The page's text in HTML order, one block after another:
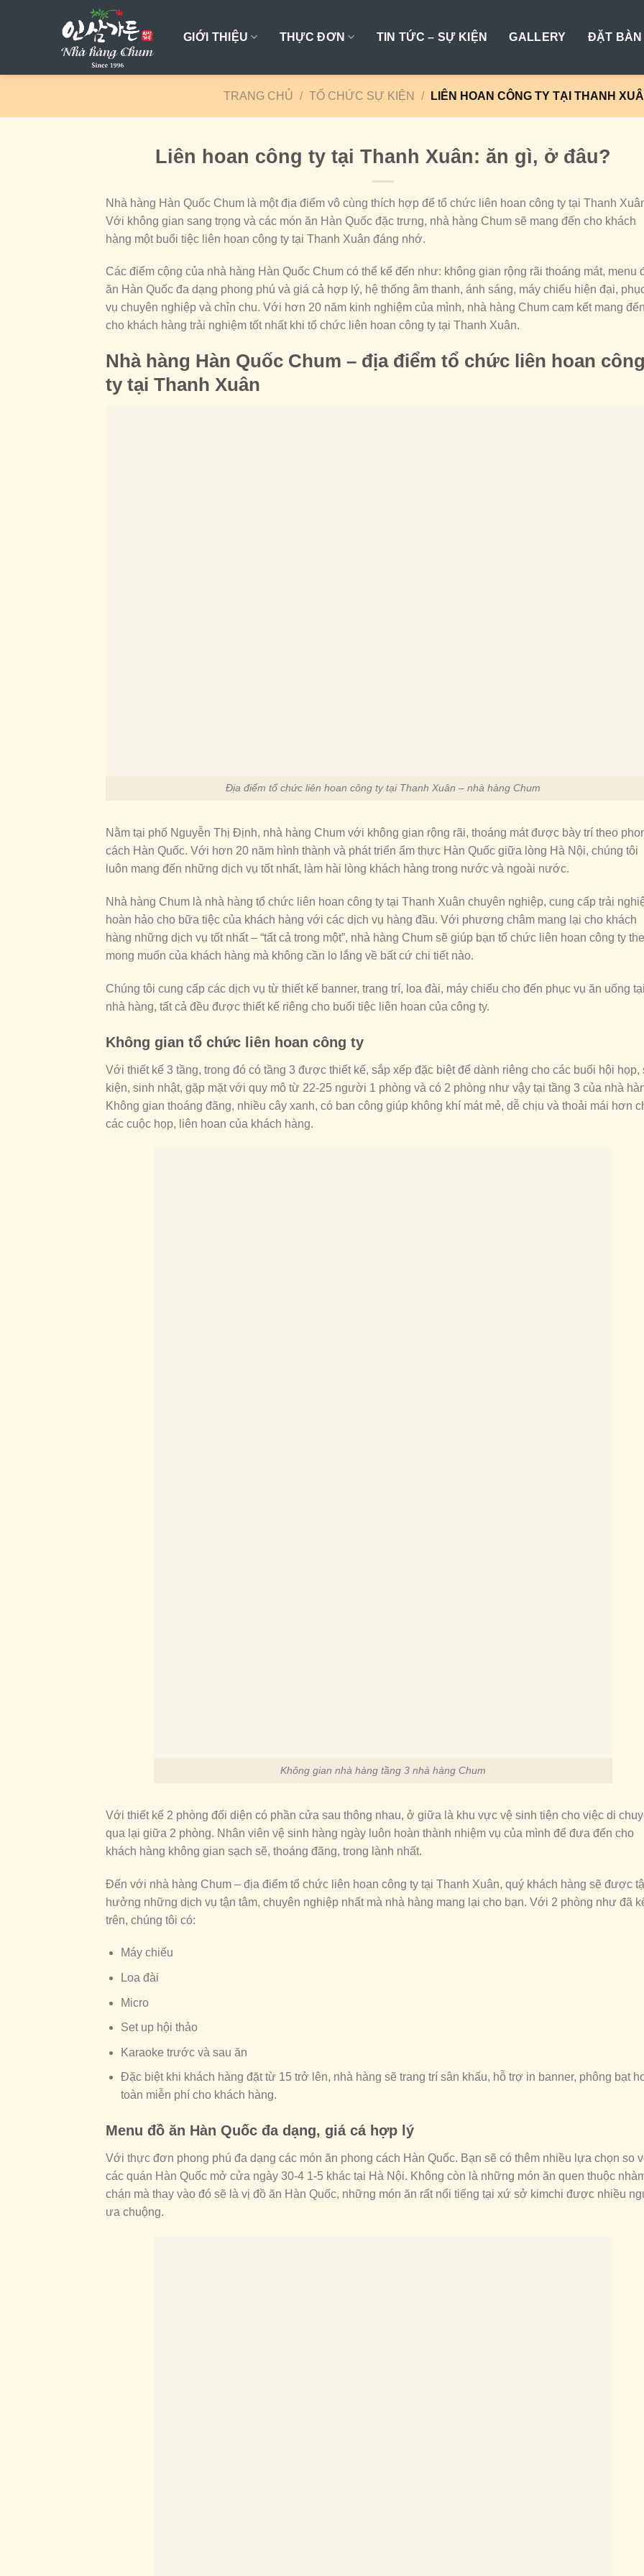
GIỚI THIỆU THỰC ĐƠN TIN TỨC – SỰ KIỆN GALLERY ĐẶT BÀN
TRANG CHỦ / TỔ CHỨC SỰ KIỆN / LIÊN HOAN CÔNG TY TẠI THANH
Liên hoan công ty tại Thanh Xuân: ăn gì, ở đâu?
Nhà hàng Hàn Quốc Chum là một địa điểm vô cùng thích hợp để tổ chức liên hoan công ty tại Thanh
Với không gian sang trọng và các món ăn Hàn Quốc đặc trưng, nhà hàng Chum sẽ mang đến cho khách
hàng một buổi tiệc liên hoan công ty tại Thanh Xuân đáng nhớ.
Các điểm cộng của nhà hàng Hàn Quốc Chum có thể kể đến như: không gian rộng rãi thoáng mát, menu
ăn Hàn Quốc đa dạng phong phú và giá cả hợp lý, hệ thống âm thanh, ánh sáng, máy chiếu hiện đại,
vụ chuyên nghiệp và chỉn chu. Với hơn 20 năm kinh nghiệm của mình, nhà hàng Chum cam kết mang đến
cho khách hàng trải nghiệm tốt nhất khi tổ chức liên hoan công ty tại Thanh Xuân.
Nhà hàng Hàn Quốc Chum – địa điểm tổ chức liên hoan công
ty tại Thanh Xuân
Địa điểm tổ chức liên hoan công ty tại Thanh Xuân – nhà hàng Chum
Nằm tại phố Nguyễn Thị Định, nhà hàng Chum với không gian rộng rãi, thoáng mát được bày trí theo
cách Hàn Quốc. Với hơn 20 năm hình thành và phát triển ẩm thực Hàn Quốc giữa lòng Hà Nội, chúng tôi
luôn mang đến những dịch vụ tốt nhất, làm hài lòng khách hàng trong nước và ngoài nước.
Nhà hàng Chum là nhà hàng tổ chức liên hoan công ty tại Thanh Xuân chuyên nghiệp, cung cấp trải
hoàn hảo cho bữa tiệc của khách hàng với các dịch vụ hàng đầu. Với phương châm mang lại cho khách
hàng những dịch vụ tốt nhất – “tất cả trong một”, nhà hàng Chum sẽ giúp bạn tổ chức liên hoan công ty
mong muốn của khách hàng mà không cần lo lắng về bất cứ chi tiết nào.
Chúng tôi cung cấp các dịch vụ từ thiết kế banner, trang trí, loa đài, máy chiếu cho đến phục vụ ăn uống tại
nhà hàng, tất cả đều được thiết kế riêng cho buổi tiệc liên hoan của công ty.
Không gian tổ chức liên hoan công ty
Với thiết kế 3 tầng, trong đó có tầng 3 được thiết kế, sắp xếp đặc biệt để dành riêng cho các buổi hội họp,
kiện, sinh nhật, gặp mặt với quy mô từ 22-25 người 1 phòng và có 2 phòng như vậy tại tầng 3 của nhà
Không gian thoáng đãng, nhiều cây xanh, có ban công giúp không khí mát mẻ, dễ chịu và thoải mái hơn
các cuộc họp, liên hoan của khách hàng.
Không gian nhà hàng tầng 3 nhà hàng Chum
Với thiết kế 2 phòng đối diện có phần cửa sau thông nhau, ở giữa là khu vực vệ sinh tiện cho việc di
qua lại giữa 2 phòng. Nhân viên vệ sinh hàng ngày luôn hoàn thành nhiệm vụ của mình để đưa đến cho
khách hàng không gian sạch sẽ, thoáng đãng, trong lành nhất.
Đến với nhà hàng Chum – địa điểm tổ chức liên hoan công ty tại Thanh Xuân, quý khách hàng sẽ được
hưởng những dịch vụ tận tâm, chuyên nghiệp nhất mà nhà hàng mang lại cho bạn. Với 2 phòng như đã
trên, chúng tôi có:
Máy chiếu
Loa đài
Micro
Set up hội thảo
Karaoke trước và sau ăn
Đặc biệt khi khách hàng đặt từ 15 trở lên, nhà hàng sẽ trang trí sân khấu, hỗ trợ in banner, phông bạt
toàn miễn phí cho khách hàng.
Menu đồ ăn Hàn Quốc đa dạng, giá cá hợp lý
Với thực đơn phong phú đa dạng các món ăn phong cách Hàn Quốc. Bạn sẽ có thêm nhiều lựa chọn so
các quán Hàn Quốc mở cửa ngày 30-4 1-5 khác tại Hà Nội. Không còn là những món ăn quen thuộc
chán mà thay vào đó sẽ là vị đồ ăn Hàn Quốc, những món ăn rất nổi tiếng tại xứ sở kimchi được nhiều
ưa chuộng.